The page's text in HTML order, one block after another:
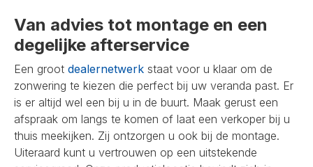
Van advies tot montage en een
degelijke afterservice
Een groot dealernetwerk staat voor u klaar om de
zonwering te kiezen die perfect bij uw veranda past. Er
is er altijd wel een bij u in de buurt. Maak gerust een
afspraak om langs te komen of laat een verkoper bij u
thuis meekijken. Zij ontzorgen u ook bij de montage.
Uiteraard kunt u vertrouwen op een uitstekende